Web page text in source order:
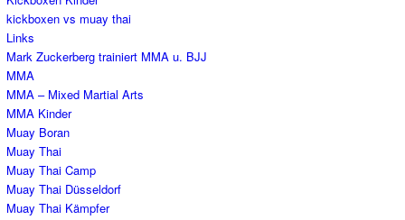
kickboxen vs muay thai
Links
Mark Zuckerberg trainiert MMA u. BJJ
MMA
MMA – Mixed Martial Arts
MMA Kinder
Muay Boran
Muay Thai
Muay Thai Camp
Muay Thai Düsseldorf
Muay Thai Kämpfer